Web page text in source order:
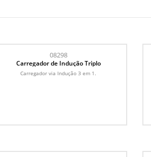
08298
Carregador de Indução Triplo
Carregador via Indução 3 em 1.